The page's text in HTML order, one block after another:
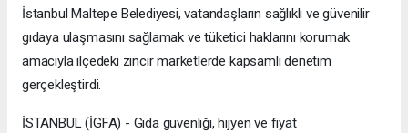
İstanbul Maltepe Belediyesi, vatandaşların sağlıklı ve güvenilir
gıdaya ulaşmasını sağlamak ve tüketici haklarını korumak
amacıyla ilçedeki zincir marketlerde kapsamlı denetim
gerçekleştirdi.
İSTANBUL (İGFA) - Gıda güvenliği, hijyen ve fiyat